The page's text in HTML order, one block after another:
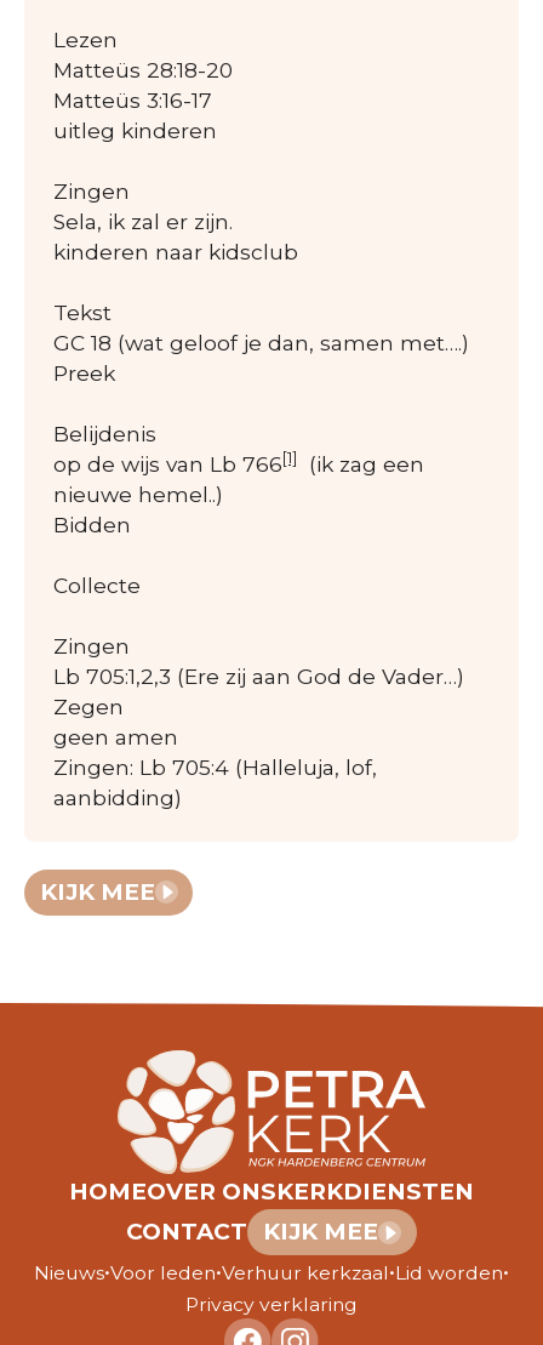
Lezen
Matteüs 28:18-20
Matteüs 3:16-17
uitleg kinderen
Zingen
Sela, ik zal er zijn.
kinderen naar kidsclub
Tekst
GC 18 (wat geloof je dan, samen met….)
Preek
Belijdenis
op de wijs van Lb 766[1]
(ik zag een
nieuwe hemel..)
Bidden
Collecte
Zingen
Lb 705:1,2,3 (Ere zij aan God de Vader…)
Zegen
geen amen
Zingen: Lb 705:4 (Halleluja, lof,
aanbidding)
KIJK MEE
HOMEOVER ONSKERKDIENSTEN
CONTACT
KIJK MEE
Nieuws•Voor leden•Verhuur kerkzaal•Lid worden•
Privacy verklaring